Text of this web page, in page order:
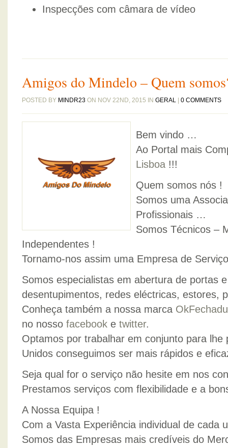
Inspecções com câmara de vídeo
Amigos do Mindelo – Quem
POSTED BY MINDR23 ON NOV 22ND, 2015 IN GERAL 0 COMMENTS
Bem vindo …
Ao Portal mais
Lisboa !!!
Quem somos nós !
Somos uma
Profissionais …
Somos Técnicos –
Independentes !
Tornamo-nos assim uma Empresa de
Somos especialistas em abertura de portas
desentupimentos, redes eléctricas, estores,
Conheça também a nossa marca
no nosso facebook e twitter.
Optamos por trabalhar em conjunto para
Unidos conseguimos ser mais rápidos e
Seja qual for o serviço não hesite em nos
Prestamos serviços com flexibilidade e a
A Nossa Equipa !
Com a Vasta Experiência individual de cada
Somos das Empresas mais credíveis do